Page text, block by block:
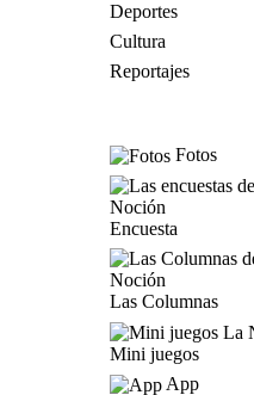
Deportes
Cultura
Reportajes
Fotos
Encuesta
Las Columnas
Mini juegos
App